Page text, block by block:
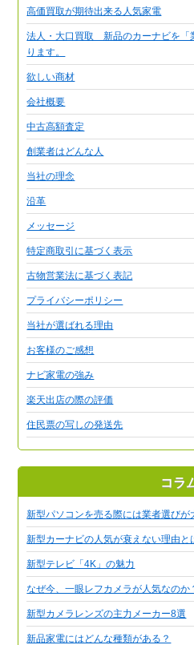
高価買取が期待出来る人気家電
法人・大口買取 新品のカーナビを「
ります。
欲しい商材
会社概要
中古高額査定
創業者はどんな人
当社の理念
沿革
メッセージ
特定商取引に基づく表示
古物営業法に基づく表記
プライバシーポリシー
当社が選ばれる理由
お客様のご感想
ナビ家電の強み
楽天出店の際の評価
住民票の写しの発送先
コラ
新型パソコンを売る際には業者選びが
新型カーナビの人気が衰えない理由と
新型テレビ「4K」の魅力
なぜ今、一眼レフカメラが人気なのか
新型カメラレンズの主力メーカー8選
新品家電にはどんな種類がある？